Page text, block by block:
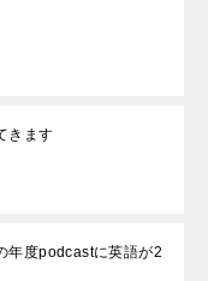
きます
年度podcastに英語が2